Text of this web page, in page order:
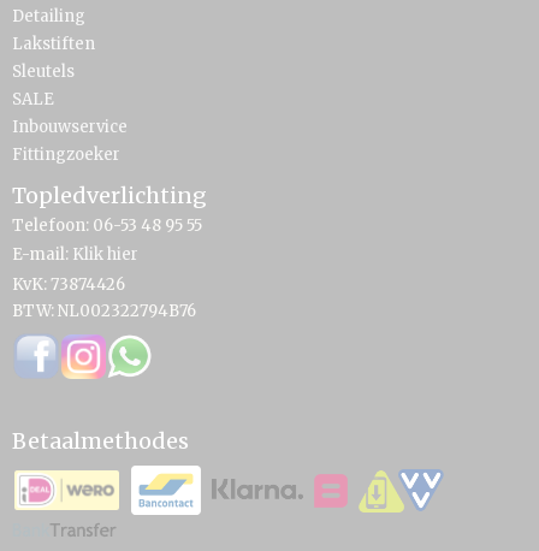
Detailing
Lakstiften
Sleutels
SALE
Inbouwservice
Fittingzoeker
Topledverlichting
Telefoon: 06-53 48 95 55
E-mail: Klik hier
KvK: 73874426
BTW: NL002322794B76
Betaalmethodes